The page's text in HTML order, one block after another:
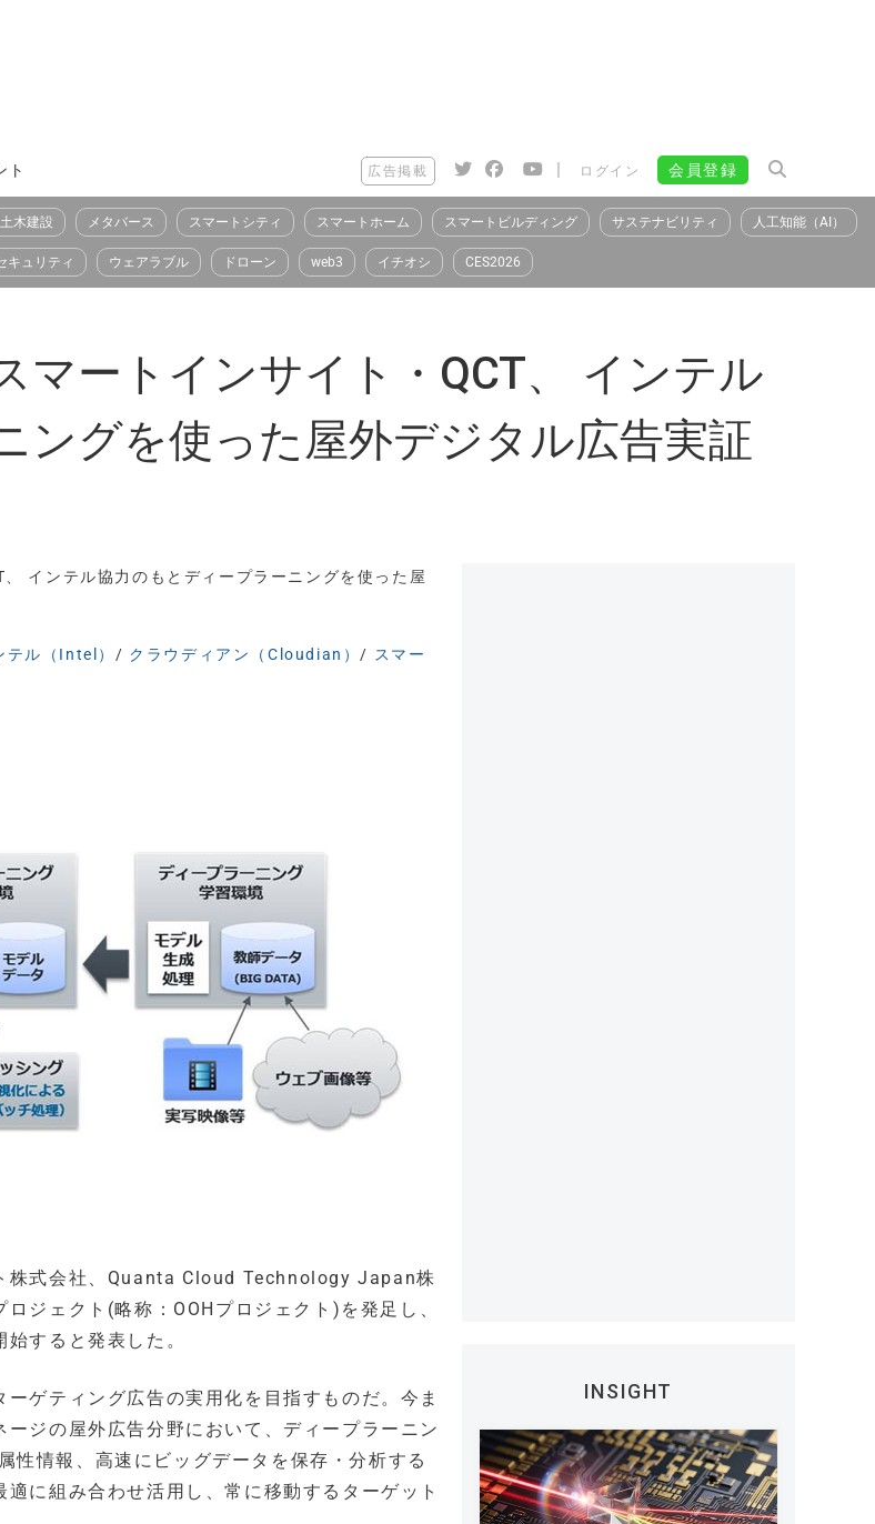
ト 広告掲載 | ログイン 会員登録
土木建設 メタバース スマートシティ スマートホーム スマートビルディング サステナビリティ 人工知能（AI）
キュリティ ウェアラブル ドローン web3 イチオシ CES2026
マートインサイト・QCT、 インテル
ングを使った屋外デジタル広告実証
インテル協力のもとディープラーニングを使った屋
テル（Intel） / クラウディアン（Cloudian） / スマー
株式会社、Quanta Cloud Technology Japan株
ジェクト(略称：OOHプロジェクト)を発足し、
すると発表した。
ゲティング広告の実用化を目指すものだ。今ま
ジの屋外広告分野において、ディープラーニン
情報、高速にビッグデータを保存・分析する
に組み合わせ活用し、常に移動するターゲット
INSIGHT